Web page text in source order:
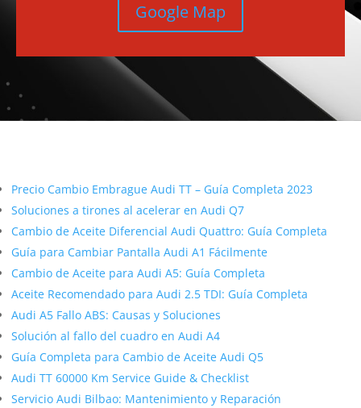
Google Map
Precio Cambio Embrague Audi TT – Guía Completa 2023
Soluciones a tirones al acelerar en Audi Q7
Cambio de Aceite Diferencial Audi Quattro: Guía Completa
Guía para Cambiar Pantalla Audi A1 Fácilmente
Cambio de Aceite para Audi A5: Guía Completa
Aceite Recomendado para Audi 2.5 TDI: Guía Completa
Audi A5 Fallo ABS: Causas y Soluciones
Solución al fallo del cuadro en Audi A4
Guía Completa para Cambio de Aceite Audi Q5
Audi TT 60000 Km Service Guide & Checklist
Servicio Audi Bilbao: Mantenimiento y Reparación